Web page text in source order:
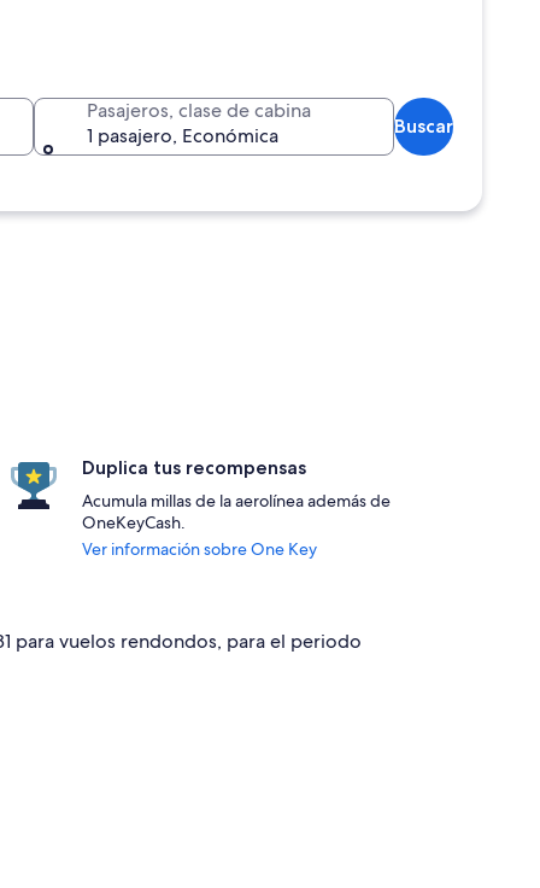
Pasajeros, clase de cabina
1 pasajero, Económica
Buscar
Duplica tus recompensas
Acumula millas de la aerolínea además de
OneKeyCash.
Ver información sobre One Key
para vuelos rendondos, para el periodo
regreso el jue, 12 nov., con precio de $781. Precio actual